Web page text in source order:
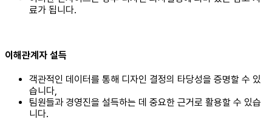
료가 됩니다.
이해관계자 설득
객관적인 데이터를 통해 디자인 결정의 타당성을 증명할 수 있
습니다,
팀원들과 경영진을 설득하는 데 중요한 근거로 활용할 수 있습
니다.